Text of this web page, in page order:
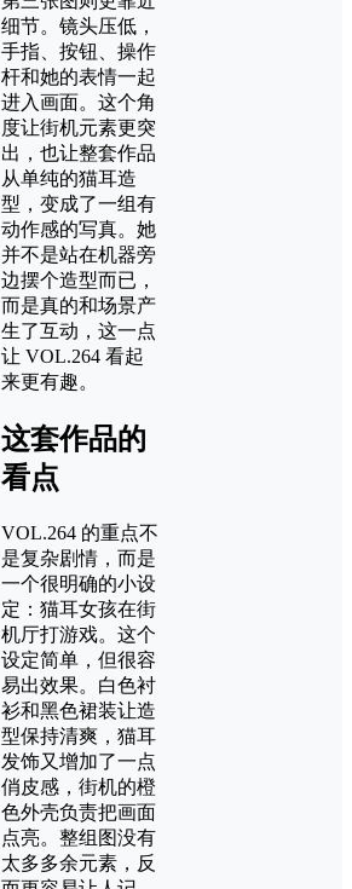
细节。镜头压低，
手指、按钮、操作
杆和她的表情一起
进入画面。这个角
度让街机元素更突
出，也让整套作品
从单纯的猫耳造
型，变成了一组有
动作感的写真。她
并不是站在机器旁
边摆个造型而已，
而是真的和场景产
生了互动，这一点
让 VOL.264 看起
来更有趣。
这套作品的
看点
VOL.264 的重点不
是复杂剧情，而是
一个很明确的小设
定：猫耳女孩在街
机厅打游戏。这个
设定简单，但很容
易出效果。白色衬
衫和黑色裙装让造
型保持清爽，猫耳
发饰又增加了一点
俏皮感，街机的橙
色外壳负责把画面
点亮。整组图没有
太多多余元素，反